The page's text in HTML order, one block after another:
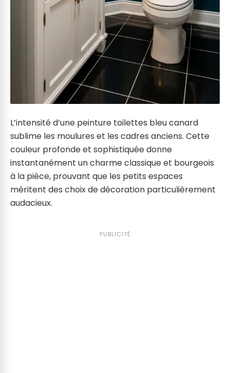
L’intensité d’une peinture toilettes bleu canard
sublime les moulures et les cadres anciens. Cette
couleur profonde et sophistiquée donne
instantanément un charme classique et bourgeois
à la pièce, prouvant que les petits espaces
méritent des choix de décoration particulièrement
audacieux.
PUBLICITÉ